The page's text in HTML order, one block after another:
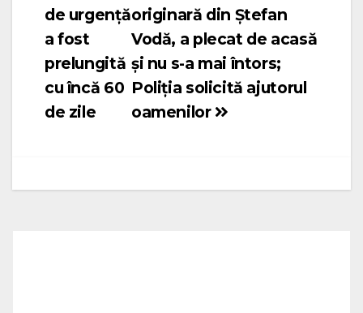
în
articole
originară din Ștefan
Vodă, a plecat de acasă
și nu s-a mai întors;
Poliția solicită ajutorul
oamenilor
de urgență
a fost
prelungită
cu încă 60
de zile